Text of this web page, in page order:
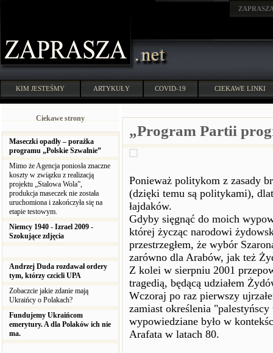
KIM JESTEŚMY ARTYKUŁY COVID-19 CIEKAWE LINKI
Ciekawe strony
Maseczki opadły – porażka
programu „Polskie Szwalnie”
Mimo że Agencja poniosła znaczne
koszty w związku z realizacją
projektu „Stalowa Wola”,
produkcja maseczek nie została
uruchomiona i zakończyła się na
etapie testowym.
Niemcy 1940 - Izrael 2009 -
Szokujące zdjęcia
Andrzej Duda rozdawał ordery
tym, którzy czcicli UPA
Zobaczcie jakie zdanie mają
Ukraińcy o Polakach?
Fundujemy Ukraińcom
emerytury. A dla Polaków ich nie
ma.
„Program Partii
Ponieważ politykom z zasady
(dzięki temu są politykami),
łajdaków.
Gdyby sięgnąć do moich
której życząc narodowi
przestrzegłem, że wybór
zarówno dla Arabów, jak też
Z kolei w sierpniu 2001
tragedią, będącą udziałem
Wczoraj po raz pierwszy
zamiast określenia
wypowiedziane było w
Arafata w latach 80.